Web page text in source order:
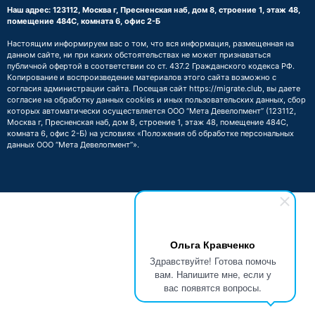
Ольга Кравченко
Здравствуйте! Готова помочь
вам. Напишите мне, если у
вас появятся вопросы.
Наш адрес: 123112, Москва г, Пресненская наб, дом 8, строение 1, этаж 48,
помещение 484С, комната 6, офис 2-Б
Настоящим информируем вас о том, что вся информация, размещенная на
данном сайте, ни при каких обстоятельствах не может признаваться
публичной офертой в соответствии со ст. 437.2 Гражданского кодекса РФ.
Копирование и воспроизведение материалов этого сайта возможно с
согласия администрации сайта. Посещая сайт https://migrate.club, вы даете
согласие на обработку данных cookies и иных пользовательских данных, сбор
которых автоматически осуществляется ООО “Мета Девелопмент” (123112,
Москва г, Пресненская наб, дом 8, строение 1, этаж 48, помещение 484С,
комната 6, офис 2-Б) на условиях «Положения об обработке персональных
данных ООО “Мета Девелопмент”».